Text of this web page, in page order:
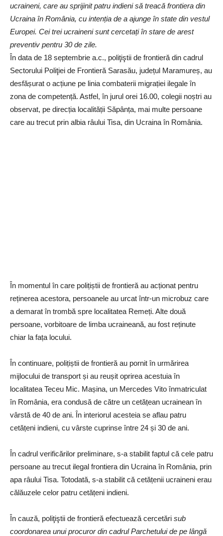
ucraineni, care au sprijinit patru indieni să treacă frontiera din
Ucraina în România, cu intenția de a ajunge în state din vestul
Europei. Cei trei ucraineni sunt cercetați în stare de arest
preventiv pentru 30 de zile.
În data de 18 septembrie a.c., poliţiştii de frontieră din cadrul
Sectorului Poliţiei de Frontieră Sarasău, județul Maramureș, au
desfășurat o acțiune pe linia combaterii migrației ilegale în
zona de competență. Astfel, în jurul orei 16.00, colegii noștri au
observat, pe direcția localității Săpânța, mai multe persoane
care au trecut prin albia râului Tisa, din Ucraina în România.
În momentul în care polițiștii de frontieră au acționat pentru
reținerea acestora, persoanele au urcat într-un microbuz care
a demarat în trombă spre localitatea Remeți. Alte două
persoane, vorbitoare de limba ucraineană, au fost reținute
chiar la fața locului.
În continuare, polițiștii de frontieră au pornit în urmărirea
mijlocului de transport și au reușit oprirea acestuia în
localitatea Teceu Mic. Mașina, un Mercedes Vito înmatriculat
în România, era condusă de către un cetățean ucrainean în
vârstă de 40 de ani. În interiorul acesteia se aflau patru
cetățeni indieni, cu vârste cuprinse între 24 și 30 de ani.
În cadrul verificărilor preliminare, s-a stabilit faptul că cele patru
persoane au trecut ilegal frontiera din Ucraina în România, prin
apa râului Tisa. Totodată, s-a stabilit că cetățenii ucraineni erau
călăuzele celor patru cetățeni indieni.
În cauză, poliţiştii de frontieră efectuează cercetări sub
coordonarea unui procuror din cadrul Parchetului de pe lângă